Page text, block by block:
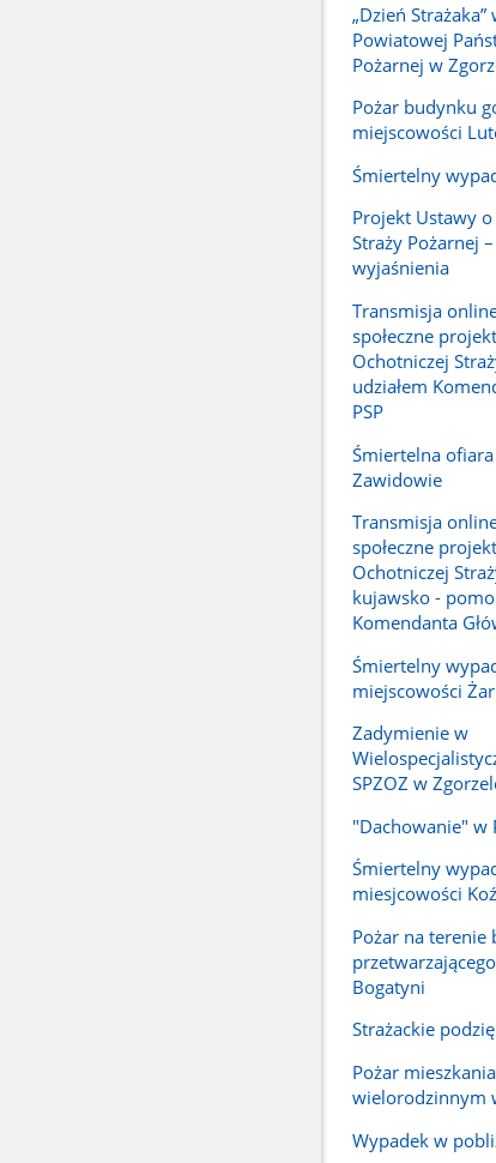
„Dzień
Powiatowej
Pożarnej w
Pożar budynku
miejscowości
Śmiertelny
Projekt Ustawy
Straży Pożarnej
wyjaśnienia
Transmisja
społeczne
Ochotniczej
udziałem
PSP
Śmiertelna
Zawidowie
Transmisja
społeczne
Ochotniczej
kujawsko -
Komendanta
Śmiertelny
miejscowości
Zadymienie w
SPZOZ w
"Dachowanie" w
Śmiertelny
miesjcowości
Pożar na terenie
Bogatyni
Strażackie
Pożar
wielorodzinnym
Wypadek w